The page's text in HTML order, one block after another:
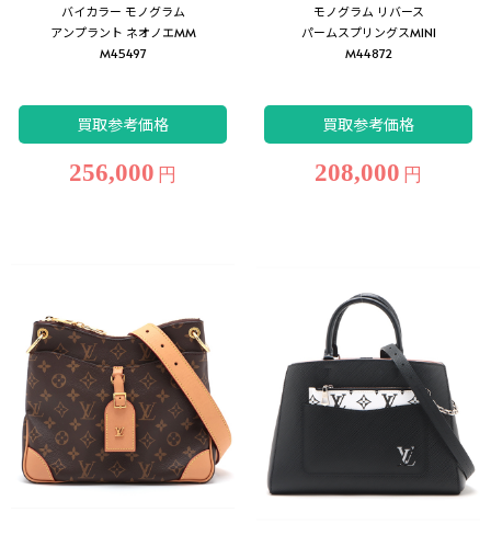
バイカラー モノグラム
アンプラント ネオノエMM
M45497
買取参考価格
256,000 円
モノグラム リバース
パームスプリングスMINI
M44872
買取参考価格
208,000 円